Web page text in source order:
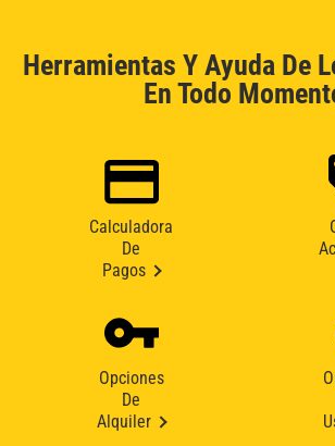
Herramientas Y Ayuda De
En Todo
Calculadora
De
Pagos
Opciones
De
Alquiler